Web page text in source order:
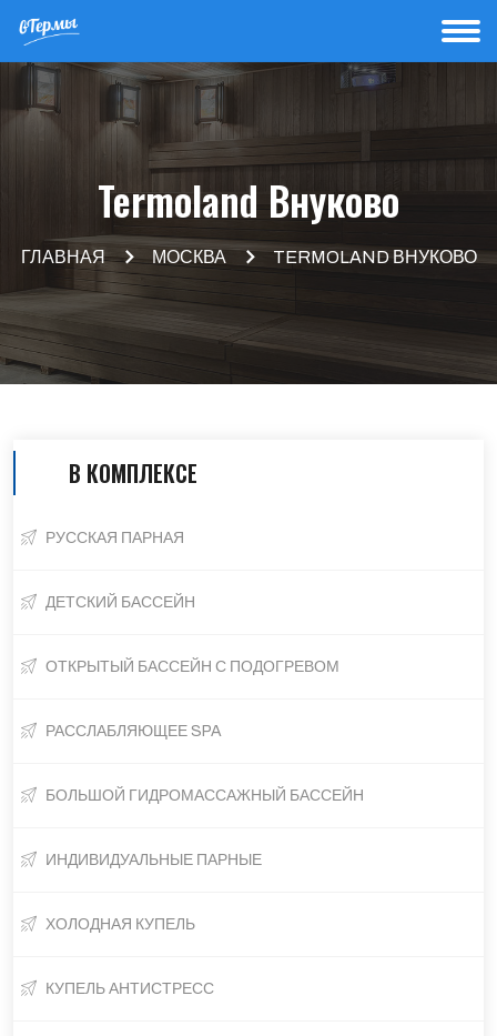
Termoland Внуково
ГЛАВНАЯ МОСКВА TERMOLAND ВНУКОВО
В КОМПЛЕКСЕ
РУССКАЯ ПАРНАЯ
ДЕТСКИЙ БАССЕЙН
ОТКРЫТЫЙ БАССЕЙН С ПОДОГРЕВОМ
РАССЛАБЛЯЮЩЕЕ SPA
БОЛЬШОЙ ГИДРОМАССАЖНЫЙ БАССЕЙН
ИНДИВИДУАЛЬНЫЕ ПАРНЫЕ
ХОЛОДНАЯ КУПЕЛЬ
КУПЕЛЬ АНТИСТРЕСС